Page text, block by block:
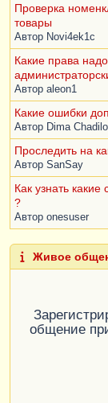
КурсыВалют
eData.
Элемент
Элемент.
Элемент .
Элемент.
Элемент.
Проверка
товары
Автор Novi4ek1c
Какие права
Автор aleon1
Какие ошибки
Автор Dima
Проследить на
Автор SanSay
Как узнать
?
Автор onesuser
Живое
общение